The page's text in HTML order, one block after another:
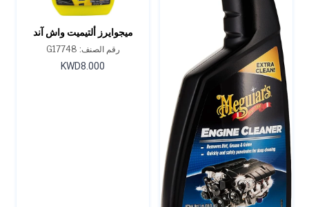
ميجوايرز ألتيميت واش آند
واكس - 48 أونصة.
رقم الصنف: G17748
KWD8.000